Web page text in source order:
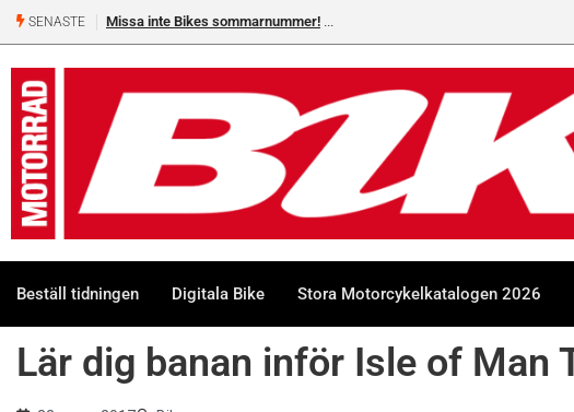
SENASTE Missa inte Bikes sommarnummer!
Beställ tidningen Digitala Bike Stora Motorcykelkatalogen 2026
Lär dig banan inför Isle of Man